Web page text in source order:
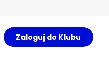
Zaloguj do Klubu